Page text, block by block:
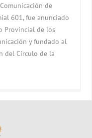
de
601, fue anunciado
Provincial de los
y fundado al
del Círculo de la